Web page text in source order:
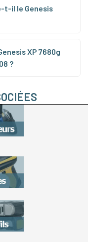
t-il le Genesis
XP 7680g
?